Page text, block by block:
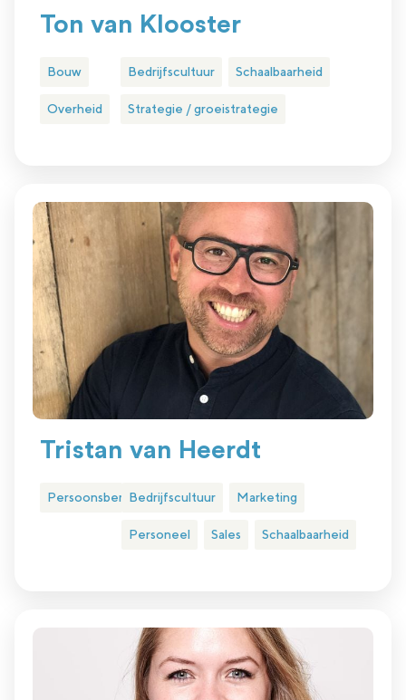
Ton van Klooster
Bouw
Overheid
Bedrijfscultuur Schaalbaarheid
Strategie / groeistrategie
Tristan van Heerdt
PersoonsbemiddelingBedrijfscultuur Marketing
Personeel Sales Schaalbaarheid